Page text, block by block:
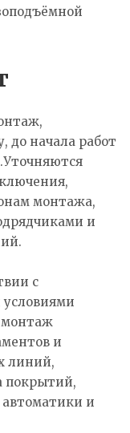
до начала работ
монтажа,
и
с
условиями
монтаж
и
линий,
покрытий,
и